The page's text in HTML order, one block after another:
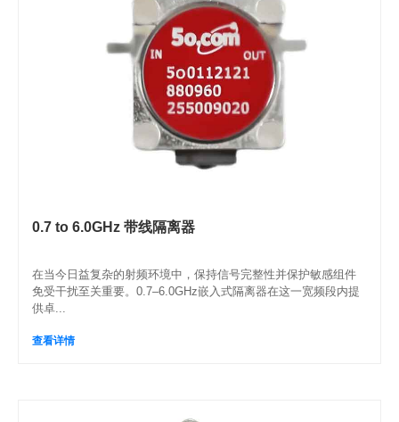
0.7 to 6.0GHz 带线隔离器
在当今日益复杂的射频环境中，保持信号完整性并保护敏感组件
免受干扰至关重要。0.7–6.0GHz嵌入式隔离器在这一宽频段内提
供卓...
查看详情